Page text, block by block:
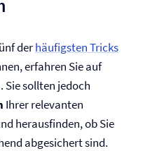
derhäufigsten Tricks
erfahren Sie auf
Sie sollten jedoch
Ihrer relevanten
herausfinden, ob Sie
abgesichert sind.